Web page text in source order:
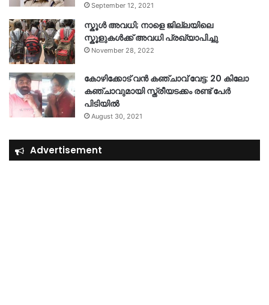
September 12, 2021
സ്കൂൾ അവധി; നാളെ ജില്ലയിലെ
സ്കൂളുകൾക്ക് അവധി പ്രഖ്യാപിച്ചു
November 28, 2022
കോഴിക്കോട് വൻ കഞ്ചാവ് വേട്ട: 20 കിലോ
കഞ്ചാവുമായി സ്ത്രീയടക്കം രണ്ട് പേർ
പിടിയിൽ
August 30, 2021
Advertisement